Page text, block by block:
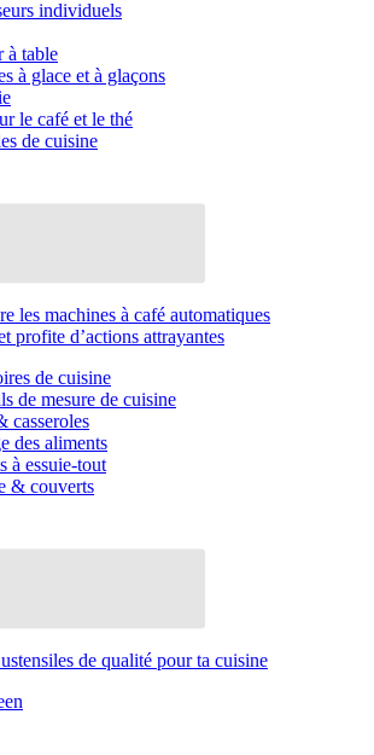
individuels
à table
à glace et à glaçons
le café et le thé
de cuisine
les machines à café automatiques
profite d’actions attrayantes
de cuisine
de mesure de cuisine
casseroles
des aliments
à essuie-tout
& couverts
de qualité pour ta cuisine